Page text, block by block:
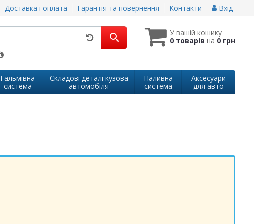
Доставка і оплата Гарантія та повернення Контакти Вхід
У вашій кошику
0 товарів на 0 грн
Гальмівна
система
Складові деталі кузова
автомобіля
Паливна
система
Аксесуари
для авто